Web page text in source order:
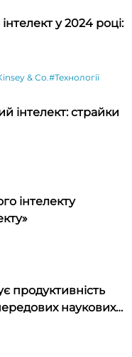
у 2024 році:
& Co.#Технології
інтелект: страйки
інтелекту
продуктивність
наукових